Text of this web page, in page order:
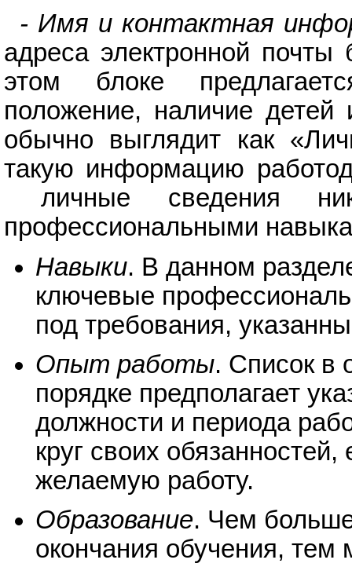
- Имя и контактная
адреса электронной почты
этом блоке
положение, наличие детей
обычно выглядит как
такую информацию
личные сведения
профессиональными
Навыки. В данном
ключевые
под требования,
Опыт работы. Список в
порядке предполагает
должности и периода
круг своих
желаемую работу.
Образование. Чем
окончания обучения, тем